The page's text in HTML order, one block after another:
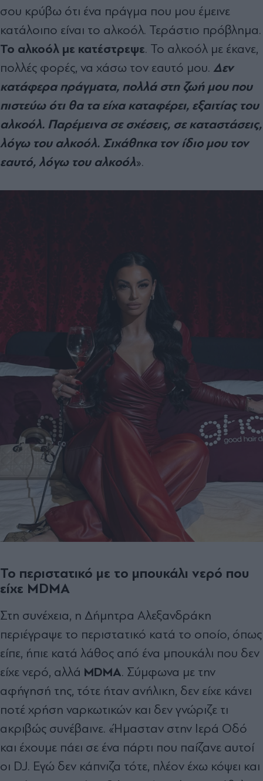
σου κρύβω ότι ένα πράγμα που μου έμεινε
κατάλοιπο είναι το αλκοόλ. Τεράστιο πρόβλημα.
Το αλκοόλ με κατέστρεψε. Το αλκοόλ με έκανε,
πολλές φορές, να χάσω τον εαυτό μου. Δεν
κατάφερα πράγματα, πολλά στη ζωή μου που
πιστεύω ότι θα τα είχα καταφέρει, εξαιτίας του
αλκοόλ. Παρέμεινα σε σχέσεις, σε καταστάσεις,
λόγω του αλκοόλ. Σιχάθηκα τον ίδιο μου τον
εαυτό, λόγω του αλκοόλ».
Το περιστατικό με το μπουκάλι νερό που
είχε MDMA
Στη συνέχεια, η Δήμητρα Αλεξανδράκη
περιέγραψε το περιστατικό κατά το οποίο, όπως
είπε, ήπιε κατά λάθος από ένα μπουκάλι που δεν
είχε νερό, αλλά MDMA. Σύμφωνα με την
αφήγησή της, τότε ήταν ανήλικη, δεν είχε κάνει
ποτέ χρήση ναρκωτικών και δεν γνώριζε τι
ακριβώς συνέβαινε. «Ήμασταν στην Ιερά Οδό
και έχουμε πάει σε ένα πάρτι που παίζανε αυτοί
οι DJ. Εγώ δεν κάπνιζα τότε, πλέον έχω κόψει και